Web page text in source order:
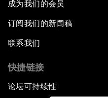
成为我们的会员
订阅我们的新闻稿
联系我们
快捷链接
论坛可持续性